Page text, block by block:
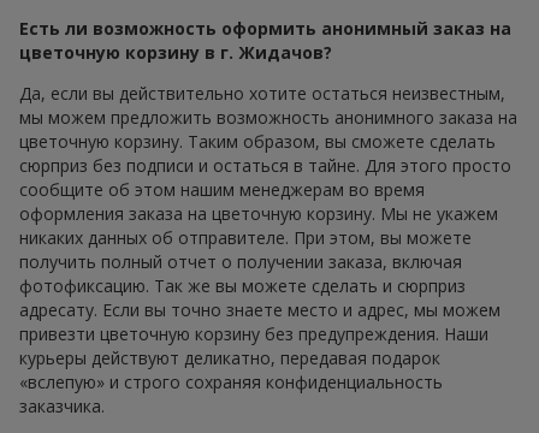
Есть ли возможность оформить анонимный заказ на
цветочную корзину в г. Жидачов?
Да, если вы действительно хотите остаться неизвестным,
мы можем предложить возможность анонимного заказа на
цветочную корзину. Таким образом, вы сможете сделать
сюрприз без подписи и остаться в тайне. Для этого просто
сообщите об этом нашим менеджерам во время
оформления заказа на цветочную корзину. Мы не укажем
никаких данных об отправителе. При этом, вы можете
получить полный отчет о получении заказа, включая
фотофиксацию. Так же вы можете сделать и сюрприз
адресату. Если вы точно знаете место и адрес, мы можем
привезти цветочную корзину без предупреждения. Наши
курьеры действуют деликатно, передавая подарок
«вслепую» и строго сохраняя конфиденциальность
заказчика.